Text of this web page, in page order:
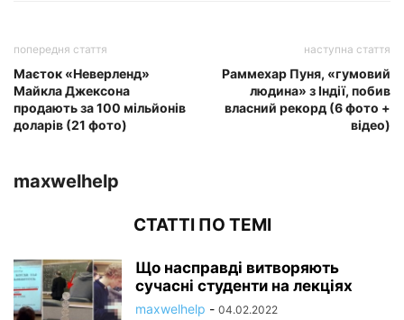
попередня стаття
Маєток «Неверленд»
Майкла Джексона
продають за 100 мільйонів
доларів (21 фото)
наступна стаття
Раммехар Пуня, «гумовий
людина» з Індії, побив
власний рекорд (6 фото +
відео)
maxwelhelp
СТАТТІ ПО ТЕМІ
Що насправді витворяють
сучасні студенти на лекціях
maxwelhelp - 04.02.2022